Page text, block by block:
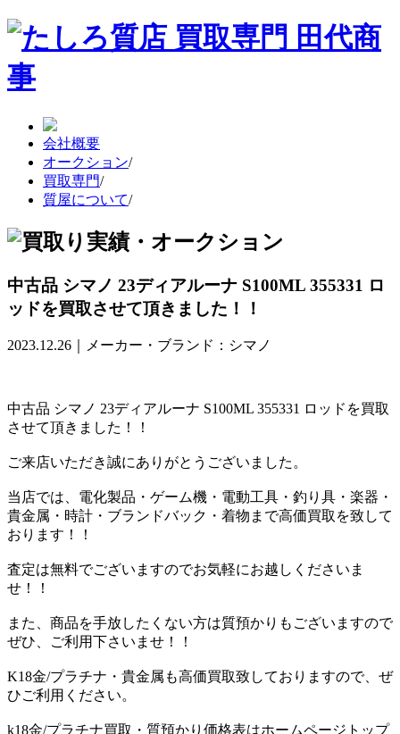
会社概要
オークション/
買取専門/
質屋について/
中古品 シマノ 23ディアルーナ S100ML 355331 ロ
ッドを買取させて頂きました！！
2023.12.26｜メーカー・ブランド：シマノ
中古品 シマノ 23ディアルーナ S100ML 355331 ロッドを買取
させて頂きました！！
ご来店いただき誠にありがとうございました。
当店では、電化製品・ゲーム機・電動工具・釣り具・楽器・
貴金属・時計・ブランドバック・着物まで高価買取を致して
おります！！
査定は無料でございますのでお気軽にお越しくださいま
せ！！
また、商品を手放したくない方は質預かりもございますので
ぜひ、ご利用下さいませ！！
K18金/プラチナ・貴金属も高価買取致しておりますので、ぜ
ひご利用ください。
k18金/プラチナ買取・質預かり価格表はホームページトップ